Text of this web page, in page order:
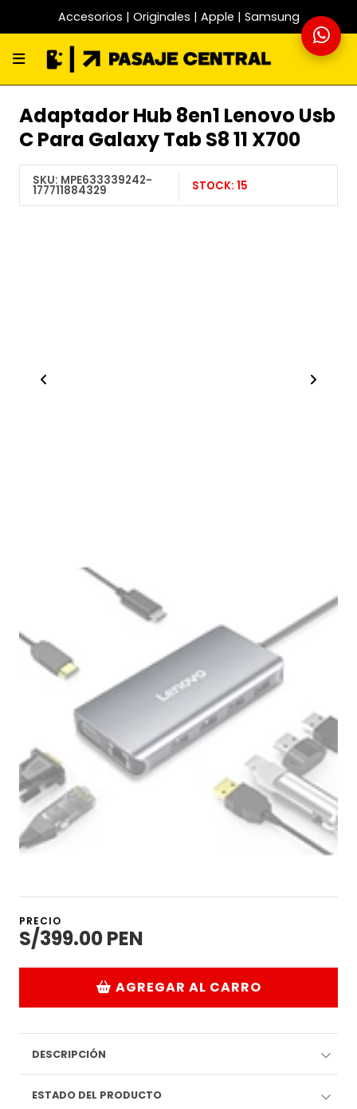
Accesorios | Originales | Apple | Samsung
Adaptador Hub 8en1 Lenovo Usb
C Para Galaxy Tab S8 11 X700
SKU: MPE633339242-
177711884329 STOCK: 15
PRECIO
S/399.00 PEN
AGREGAR AL CARRO
DESCRIPCIÓN
ESTADO DEL PRODUCTO